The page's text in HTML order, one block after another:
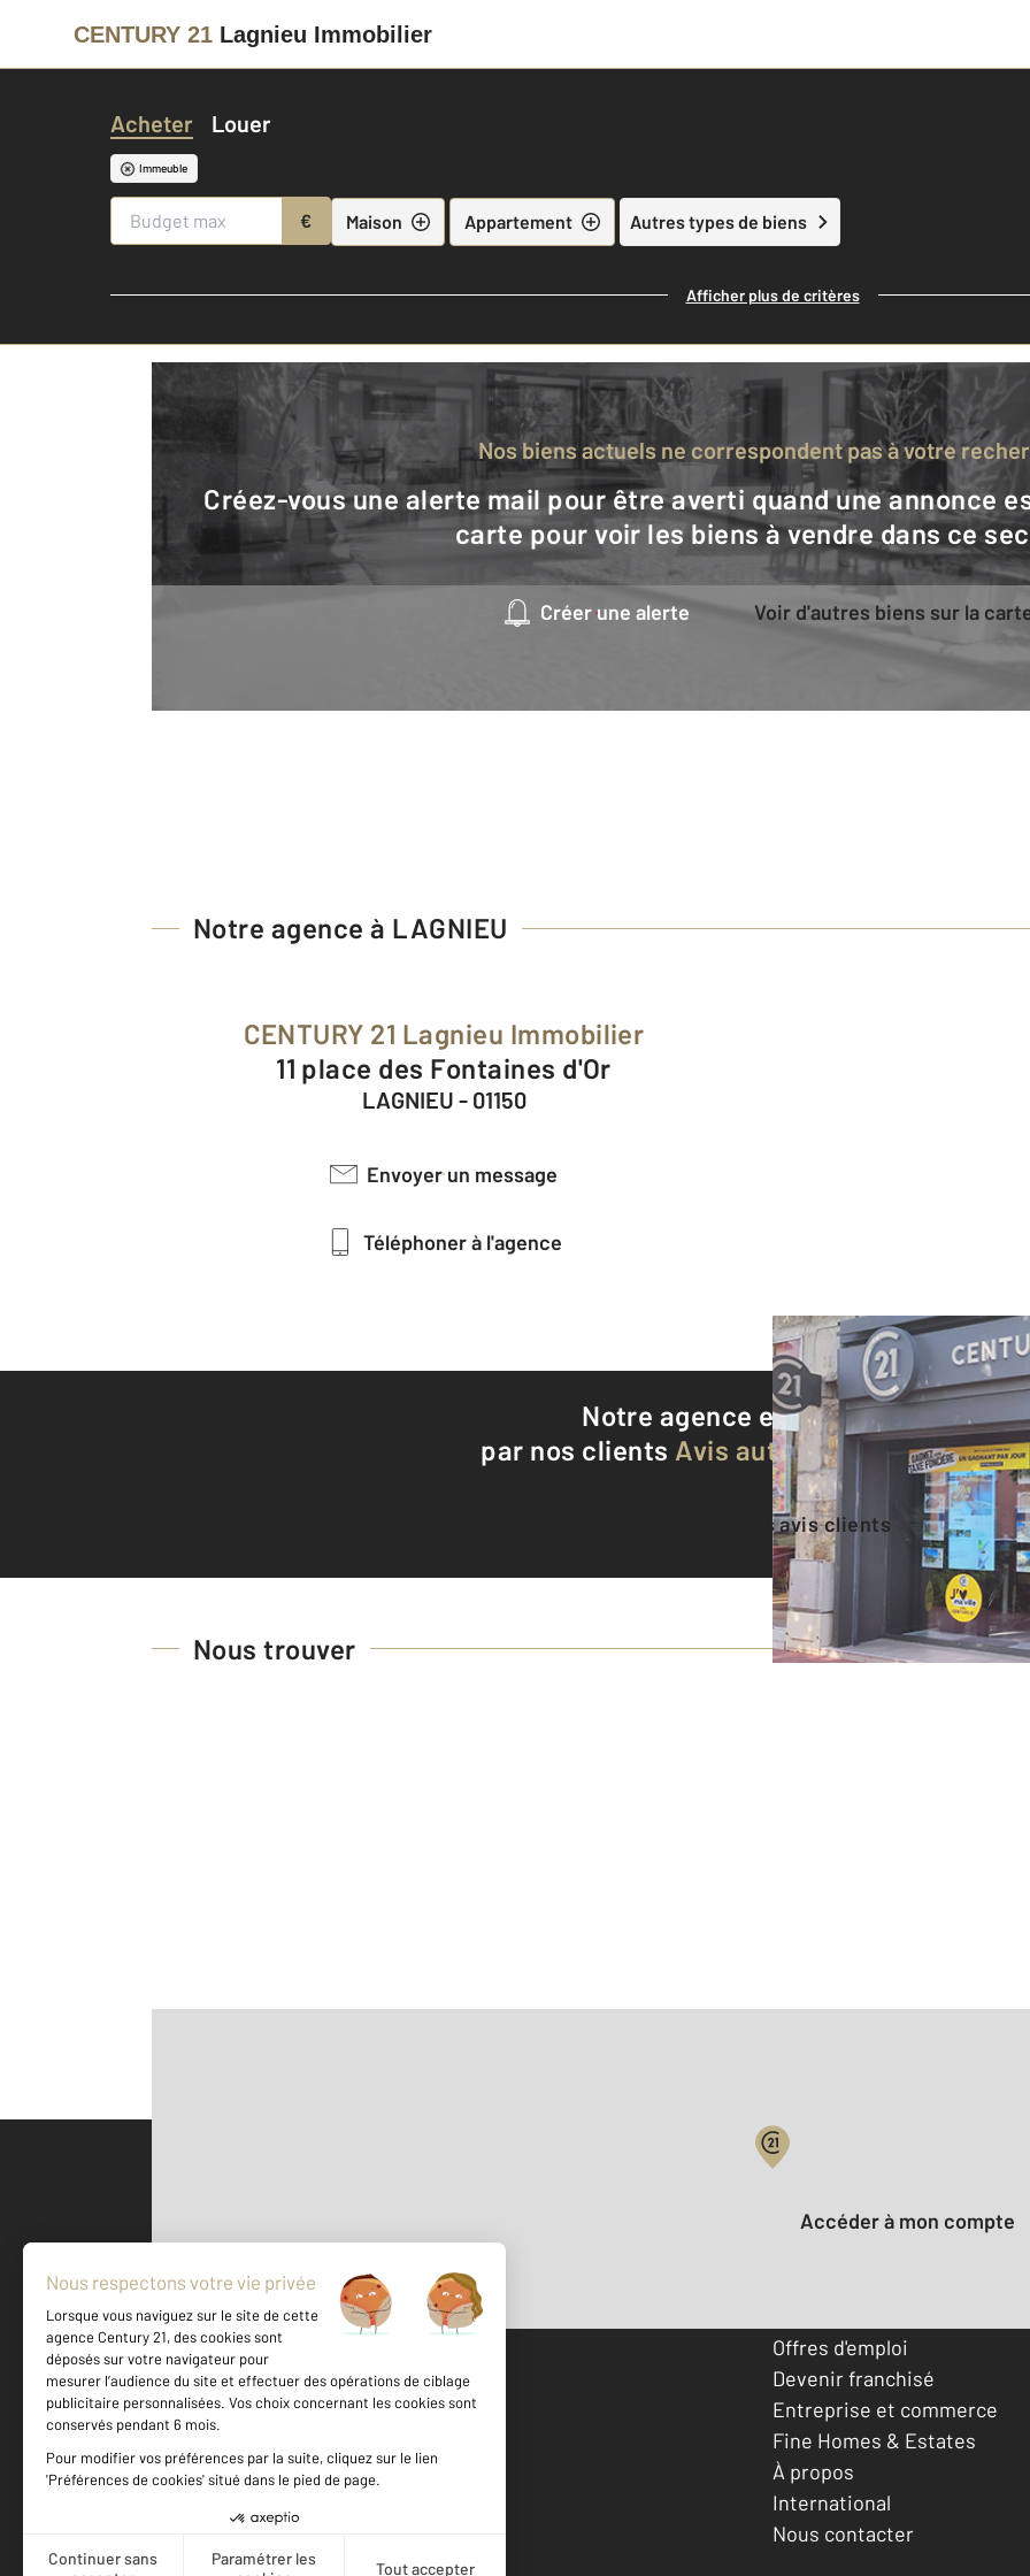
CENTURY 21 Lagnieu Immobilier
Acheter Louer
Immeuble
€ Maison Appartement Autres types de biens
Afficher plus de critères
Nos biens actuels ne correspondent pas à votre
Créez-vous une alerte mail pour être averti quand une annonce est en ligne et consultez la
carte pour voir les biens à vendre dans ce
Créer une alerte Voir d'autres biens sur la
Notre agence à LAGNIEU
CENTURY 21 Lagnieu Immobilier
11 place des Fontaines d'Or
LAGNIEU - 01150
Envoyer un message
Téléphoner à l'agence
Notre agence est notée9,3/10
par nos clients Avis authentifiés par
Voir tous les avis clients
Nous trouver
500 m ©Mappy
Votre compte :
Accéder à mon compte
Votre agence est notée
Achat
Offres d'emploi
Devenir franchisé
Entreprise et commerce
Fine Homes & Estates
À propos
International
Nous contacter